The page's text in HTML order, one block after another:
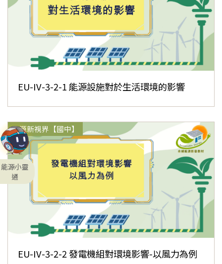
EU-IV-3-2-1 能源設施對於生活環境的影響
能源新視界【國中】
EU-IV-3-2-2 發電機組對環境影響-以風力為例
能源小靈
通